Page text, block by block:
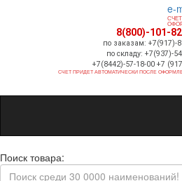
e-
8(800)-101-
по заказам: +7(917)-
по складу: +7(937)-
+7(8442)-57-18-00 +7
СЧЕТ ПРИДЕТ АВТОМАТИЧЕСКИ ПОСЛЕ
Поиск товара: